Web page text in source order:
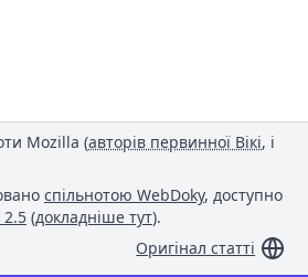
Mozilla (авторів первинної Вікі, і
спільнотою WebDoky, доступно
2.5 (докладніше тут).
Оригінал статті